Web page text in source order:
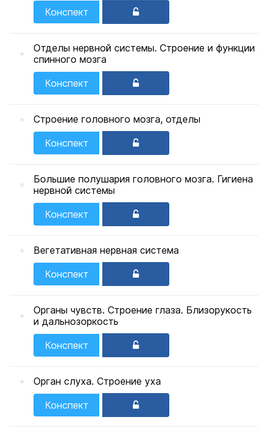
Конспект
Отделы нервной системы. Строение и функции
спинного мозга
Конспект
Строение головного мозга, отделы
Конспект
Большие полушария головного мозга. Гигиена
нервной системы
Конспект
Вегетативная нервная система
Конспект
Органы чувств. Строение глаза. Близорукость
и дальнозоркость
Конспект
Орган слуха. Строение уха
Конспект